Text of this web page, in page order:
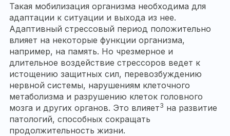
Такая мобилизация организма необходима для
адаптации к ситуации и выхода из нее.
Адаптивный стрессовый период положительно
влияет на некоторые функции организма,
например, на память. Но чрезмерное и
длительное воздействие стрессоров ведет к
истощению защитных сил, перевозбуждению
нервной системы, нарушениям клеточного
метаболизма и разрушению клеток головного
мозга и других органов. Это влияет3 на развитие
патологий, способных сокращать
продолжительность жизни.